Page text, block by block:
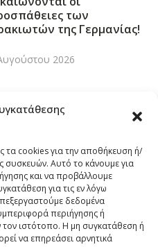
τα cookies για την αποθήκευση ή/
συσκευών. Αυτό το κάνουμε για
και να προβάλλουμε
για τις εν λόγω
δεδομένα
περιήγησης ή
τον ιστότοπο. Η μη συγκατάθεση ή
να επηρεάσει αρνητικά
των
της Γερμανίας!
2026